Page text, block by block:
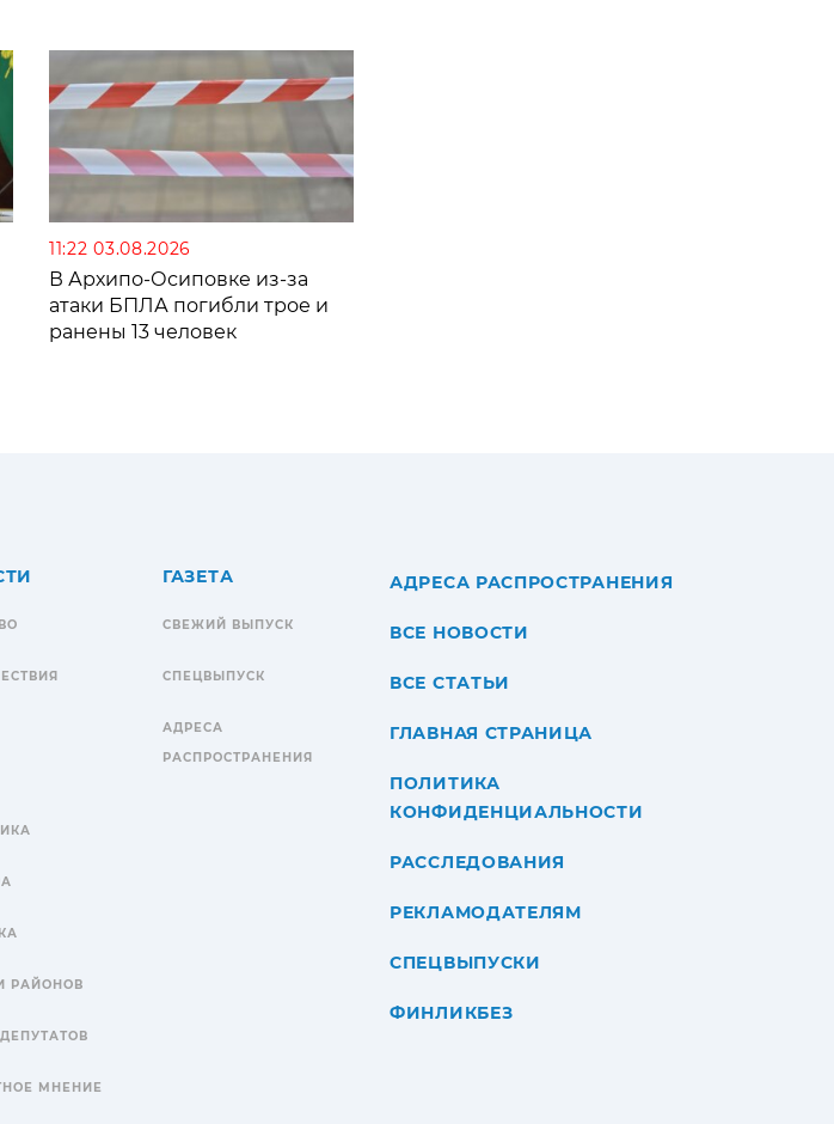
11:22 03.08.2026
В Архипо-Осиповке из-за
атаки БПЛА погибли трое и
ранены 13 человек
РАЙОНОВ
МНЕНИЕ
ГАЗЕТА
СВЕЖИЙ ВЫПУСК
СПЕЦВЫПУСК
АДРЕСА
РАСПРОСТРАНЕНИЯ
АДРЕСА РАСПРОСТРАНЕНИЯ
ВСЕ НОВОСТИ
ВСЕ СТАТЬИ
ГЛАВНАЯ СТРАНИЦА
ПОЛИТИКА
КОНФИДЕНЦИАЛЬНОСТИ
РАССЛЕДОВАНИЯ
РЕКЛАМОДАТЕЛЯМ
СПЕЦВЫПУСКИ
ФИНЛИКБЕЗ